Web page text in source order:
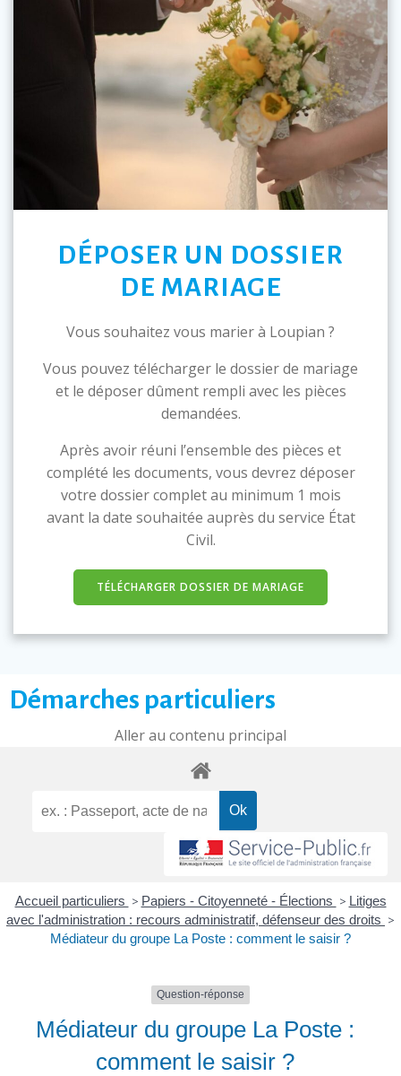
DÉPOSER UN DOSSIER
DE MARIAGE
Vous souhaitez vous marier à Loupian ?
Vous pouvez télécharger le dossier de mariage
et le déposer dûment rempli avec les pièces
demandées.
Après avoir réuni l’ensemble des pièces et
complété les documents, vous devrez déposer
votre dossier complet au minimum 1 mois
avant la date souhaitée auprès du service État
Civil.
TÉLÉCHARGER DOSSIER DE MARIAGE
Démarches particuliers
Aller au contenu principal
Accueil particuliers > Papiers - Citoyenneté - Élections > Litiges
avec l'administration : recours administratif, défenseur des droits >
Médiateur du groupe La Poste : comment le saisir ?
Question-réponse
Médiateur du groupe La Poste :
comment le saisir ?